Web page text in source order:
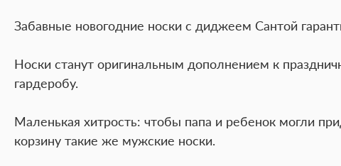
Забавные новогодние носки с диджеем Сантой
Носки станут оригинальным дополнением к
гардеробу.
Маленькая хитрость: чтобы папа и ребенок могли
корзину такие же мужские носки.